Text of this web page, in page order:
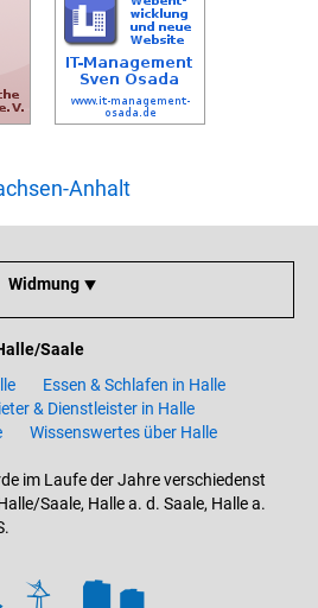
Anhalt
Widmung ⯆
Saale
Essen & Schlafen in Halle
& Dienstleister in Halle
Wissenswertes über Halle
im Laufe der Jahre verschiedenst
Saale, Halle a. d. Saale, Halle a.